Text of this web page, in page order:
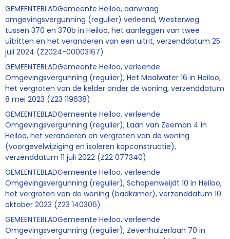
GEMEENTEBLADGemeente Heiloo, aanvraag
omgevingsvergunning (regulier) verleend, Westerweg
tussen 370 en 370b in Heiloo, het aanleggen van twee
uitritten en het veranderen van een uitrit, verzenddatum 25
juli 2024 (Z2024-00003167)
GEMEENTEBLADGemeente Heiloo, verleende
Omgevingsvergunning (regulier), Het Maalwater 16 in Heiloo,
het vergroten van de kelder onder de woning, verzenddatum
8 mei 2023 (Z23 119638)
GEMEENTEBLADGemeente Heiloo, verleende
Omgevingsvergunning (regulier), Laan van Zeeman 4 in
Heiloo, het veranderen en vergroten van de woning
(voorgevelwijziging en isoleren kapconstructie),
verzenddatum 11 juli 2022 (Z22 077340)
GEMEENTEBLADGemeente Heiloo, verleende
Omgevingsvergunning (regulier), Schapenweijdt 10 in Heiloo,
het vergroten van de woning (badkamer), verzenddatum 10
oktober 2023 (Z23 140306)
GEMEENTEBLADGemeente Heiloo, verleende
Omgevingsvergunning (regulier), Zevenhuizerlaan 70 in